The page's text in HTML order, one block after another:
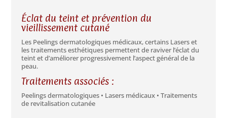
Éclat du teint et prévention du
vieillissement cutané
Les Peelings dermatologiques médicaux, certains Lasers et
les traitements esthétiques permettent de raviver l’éclat du
teint et d’améliorer progressivement l’aspect général de la
peau.
Traitements associés :
Peelings dermatologiques • Lasers médicaux • Traitements
de revitalisation cutanée